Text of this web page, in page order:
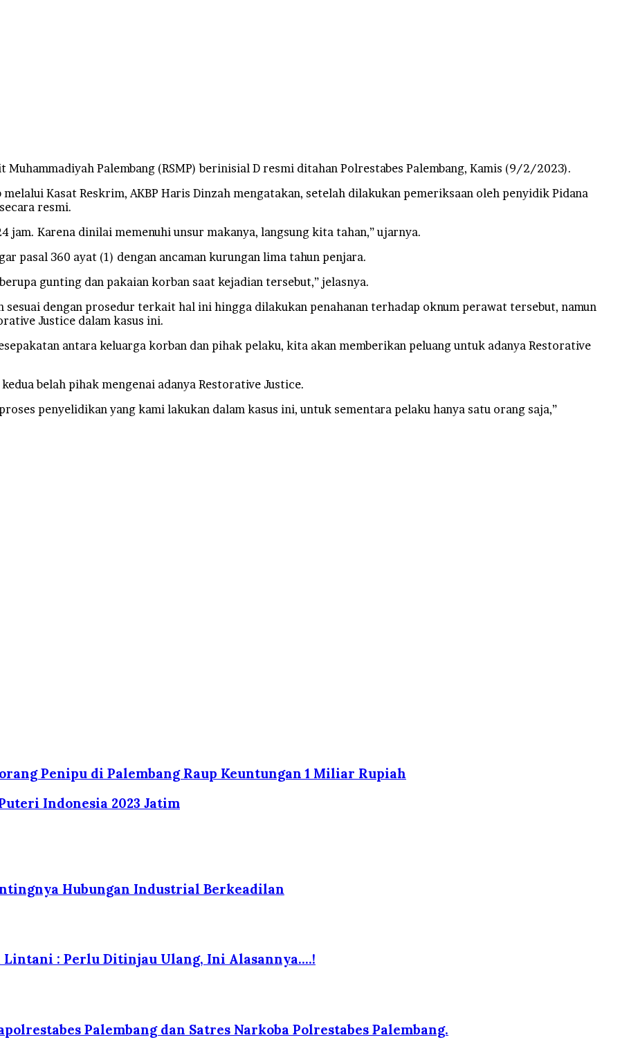
Muhammadiyah Palembang (RSMP) berinisial D resmi ditahan Polrestabes Palembang, Kamis (9/2/2023).
Kasat Reskrim, AKBP Haris Dinzah mengatakan, setelah dilakukan pemeriksaan oleh penyidik Pidana
resmi.
jam. Karena dinilai memenuhi unsur makanya, langsung kita tahan,” ujarnya.
pasal 360 ayat (1) dengan ancaman kurungan lima tahun penjara.
gunting dan pakaian korban saat kejadian tersebut,” jelasnya.
sesuai dengan prosedur terkait hal ini hingga dilakukan penahanan terhadap oknum perawat tersebut, namun
Justice dalam kasus ini.
antara keluarga korban dan pihak pelaku, kita akan memberikan peluang untuk adanya Restorative
belah pihak mengenai adanya Restorative Justice.
penyelidikan yang kami lakukan dalam kasus ini, untuk sementara pelaku hanya satu orang saja,”
Penipu di Palembang Raup Keuntungan 1 Miliar Rupiah
Indonesia 2023 Jatim
Hubungan Industrial Berkeadilan
Lintani : Perlu Ditinjau Ulang, Ini Alasannya….!
Palembang dan Satres Narkoba Polrestabes Palembang.